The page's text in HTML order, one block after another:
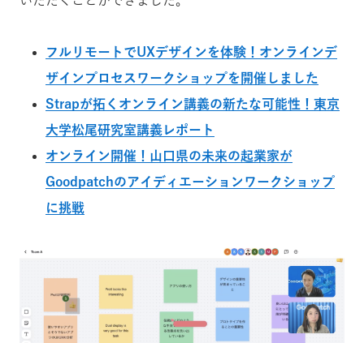
フルリモートでUXデザインを体験！オンラインデ
ザインプロセスワークショップを開催しました
Strapが拓くオンライン講義の新たな可能性！東京
大学松尾研究室講義レポート
オンライン開催！山口県の未来の起業家が
Goodpatchのアイディエーションワークショップ
に挑戦